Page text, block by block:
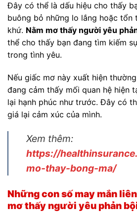
Đây có thể là dấu hiệu cho thấy
buông bỏ những lo lắng hoặc tổn
khứ. Nằm mơ thấy người yêu
thể cho thấy bạn đang tìm kiếm
trong tình yêu.
Nếu giấc mơ này xuất hiện
đang cảm thấy mối quan hệ hiện
lại hạnh phúc như trước. Đây có
giá lại cảm xúc của mình.
Xem thêm:
https://
mo-thay-bong-ma/
Những con số may mắn
mơ thấy người yêu phản